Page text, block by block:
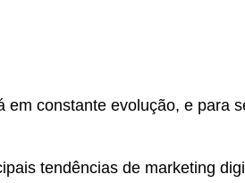
em constante evolução, e para
tendências de marketing